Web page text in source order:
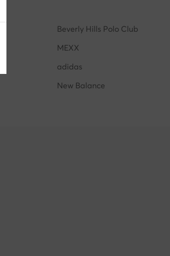
Beverly Hills Polo Club
MEXX
adidas
New Balance